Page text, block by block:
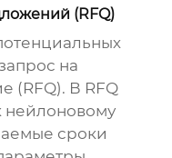
(RFQ)
на
(RFQ). В RFQ
нейлоновому
сроки